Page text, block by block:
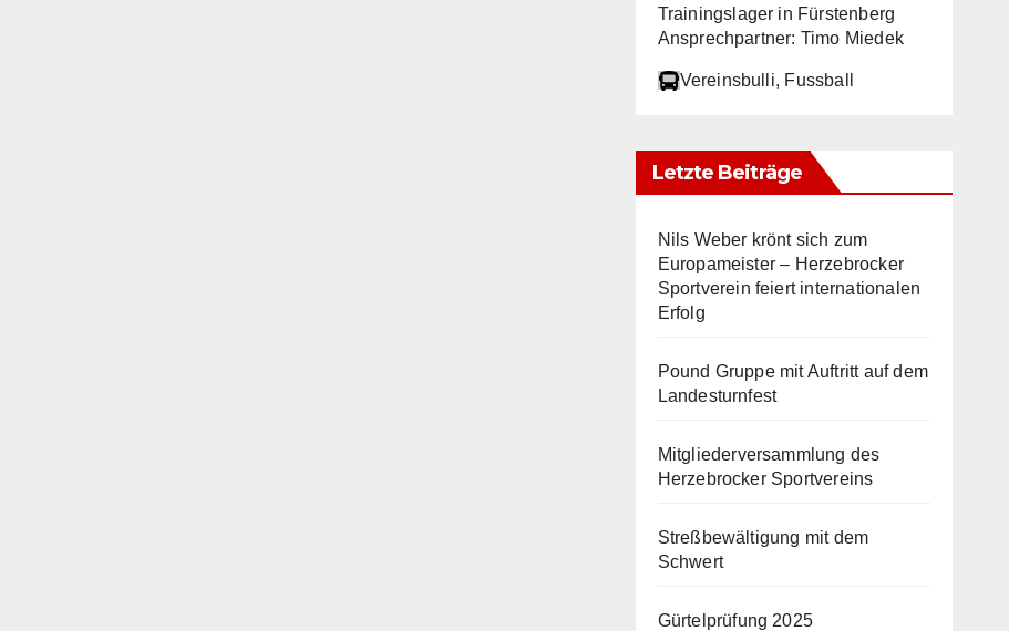
Trainingslager in Fürstenberg
Ansprechpartner: Timo Miedek
Vereinsbulli, Fussball
Letzte Beiträge
Nils Weber krönt sich zum
Europameister – Herzebrocker
Sportverein feiert internationalen
Erfolg
Pound Gruppe mit Auftritt auf dem
Landesturnfest
Mitgliederversammlung des
Herzebrocker Sportvereins
Streßbewältigung mit dem
Schwert
Gürtelprüfung 2025